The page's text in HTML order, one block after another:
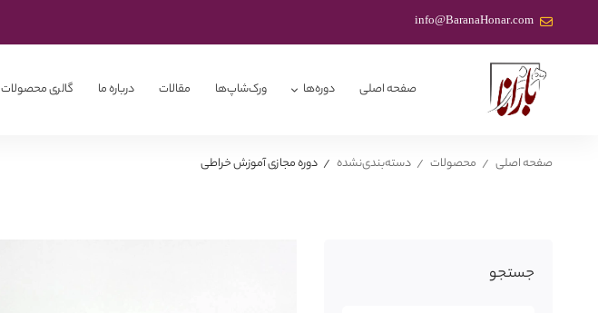
info@BaranaHonar.com
صفحه اصلی دوره‌ها ورک‌شاپ‌ها مقالات درباره ما گالری محصولات
صفحه اصلی محصولات دسته‌بندی‌نشده دوره مجازی آموزش خراطی
جستجو